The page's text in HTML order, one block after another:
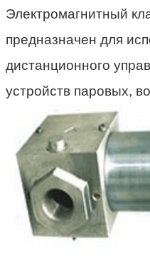
Электромагнитный
предназначен для
дистанционного
устройств паровых,